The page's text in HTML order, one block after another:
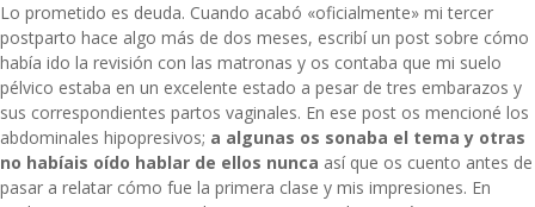
Lo prometido es deuda. Cuando acabó «oficialmente» mi tercer
postparto hace algo más de dos meses, escribí un post sobre cómo
había ido la revisión con las matronas y os contaba que mi suelo
pélvico estaba en un excelente estado a pesar de tres embarazos y
sus correspondientes partos vaginales. En ese post os mencioné los
abdominales hipopresivos; a algunas os sonaba el tema y otras
no habíais oído hablar de ellos nunca así que os cuento antes de
pasar a relatar cómo fue la primera clase y mis impresiones. En